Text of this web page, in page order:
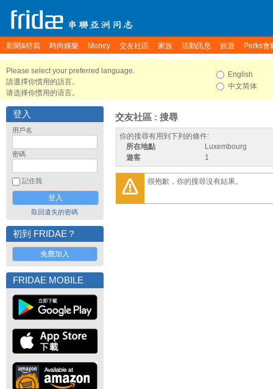
新聞&特寫 時尚娛樂 Money 交友社區 家族 活動訊息 旅遊 Perks會
Please select your preferred language.
請選擇你慣用的語言。
请选择你惯用的语言。
English
中文简体
登入
用戶名
密碼
記住我
取回遺失的密碼
初到 FRIDAE？
免費加入
FRIDAE MOBILE
交友社區 : 搜尋
你的搜尋有用到下列的條件:
所在地點
Luxembourg
遊客
1
很抱歉，你的搜尋沒有結果。